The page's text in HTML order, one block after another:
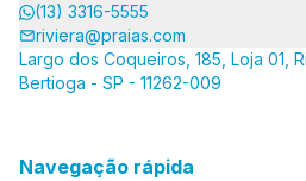
(13) 3316-5555
riviera@praias.com
Largo dos Coqueiros, 185, Loja 01,
Bertioga - SP - 11262-009
Navegação rápida